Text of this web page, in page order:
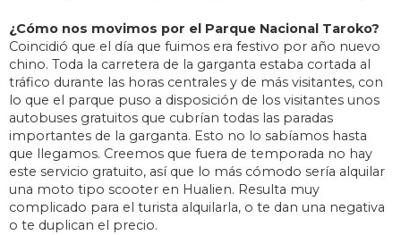
¿Cómo nos movimos por el Parque Nacional Taroko?
Coincidió que el día que fuimos era festivo por año nuevo
chino. Toda la carretera de la garganta estaba cortada al
tráfico durante las horas centrales y de más visitantes, con
lo que el parque puso a disposición de los visitantes unos
autobuses gratuitos que cubrían todas las paradas
importantes de la garganta. Esto no lo sabíamos hasta
que llegamos. Creemos que fuera de temporada no hay
este servicio gratuito, así que lo más cómodo sería alquilar
una moto tipo scooter en Hualien. Resulta muy
complicado para el turista alquilarla, o te dan una negativa
o te duplican el precio.